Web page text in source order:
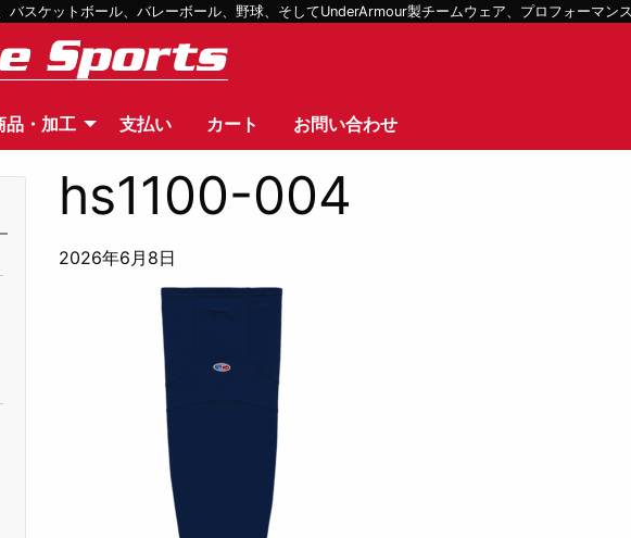
スケットボール、バレーボール、野球、そしてUnderArmour製チームウェア、プロフォーマン
品・加工 支払い カート お問い合わせ
hs1100-004
2026年6月8日